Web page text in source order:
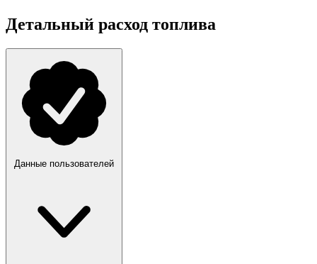
Детальный расход топлива
Данные пользователей